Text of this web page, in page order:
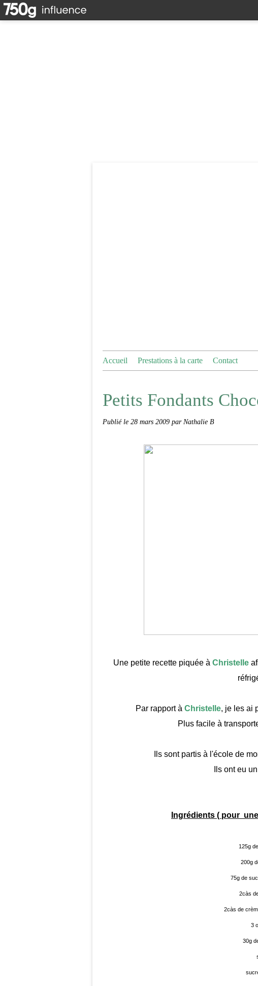
Accueil Prestations à la carte Contact
Petits Fondants
Publié le 28 mars 2009 par Nathalie B
Une petite recette piquée à Christelle
Par rapport à Christelle, je les ai
Plus facile à
Ils sont partis à l'école de
Ils ont eu
Ingrédients ( pour
125g
200g
75g de
2càs
2càs de
3
30g